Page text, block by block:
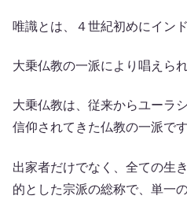
唯識とは、４世紀初めにイン
大乗仏教の一派により唱えら
大乗仏教は、従来からユーラ
信仰されてきた仏教の一派です
出家者だけでなく、全ての生
的とした宗派の総称で、単一